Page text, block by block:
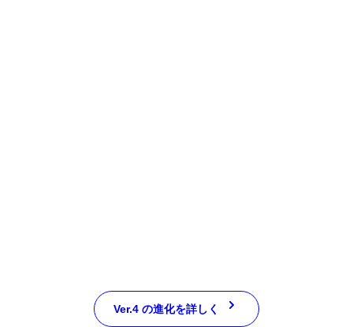
Ver.4 の進化を詳しく